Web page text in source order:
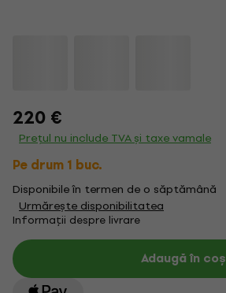
220 €
Prețul nu include TVA și taxe vamale
Pe drum 1 buc.
Disponibile în termen de o săptămână
Urmărește disponibilitatea
Informații despre livrare
Adaugă în coș